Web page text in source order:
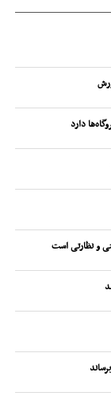
دارد
و نظارتی است